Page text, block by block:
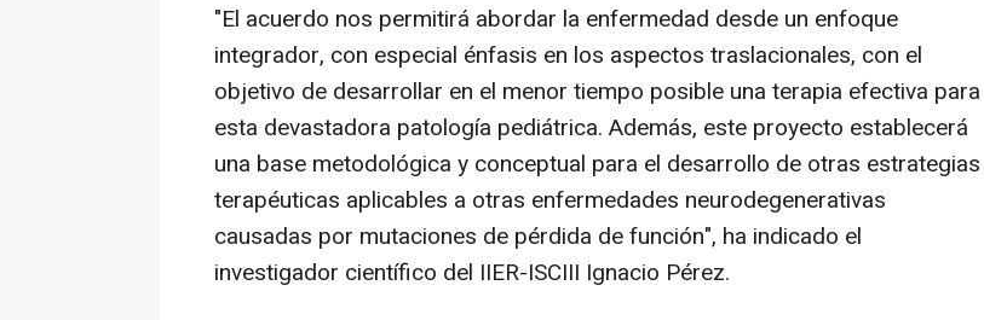
"El acuerdo nos permitirá abordar la enfermedad desde un enfoque
integrador, con especial énfasis en los aspectos traslacionales, con el
objetivo de desarrollar en el menor tiempo posible una terapia efectiva para
esta devastadora patología pediátrica. Además, este proyecto establecerá
una base metodológica y conceptual para el desarrollo de otras estrategias
terapéuticas aplicables a otras enfermedades neurodegenerativas
causadas por mutaciones de pérdida de función", ha indicado el
investigador científico del IIER-ISCIII Ignacio Pérez.